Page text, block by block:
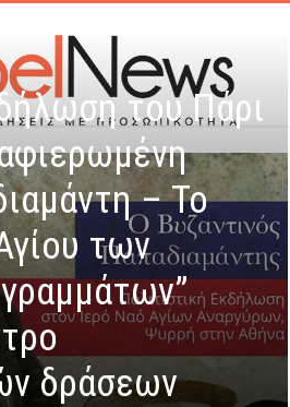
του Πάρι
– Το
των
δράσεων